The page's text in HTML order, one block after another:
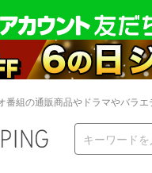
番組の通販商品やドラマやバラ